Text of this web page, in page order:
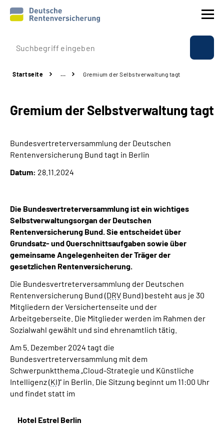
Prävention
Rente
Beratung & Kontakt
Online-Services
Suche
Inhalte in Gebärdensprache (DGS)
Leichte Sprache
Mein Kundenportal
Startseite … Gremium der Selbstverwaltung tagt
Gremium der Selbstverwaltung tagt
Bundesvertreterversammlung der Deutschen
Rentenversicherung Bund tagt in Berlin
Datum: 28.11.2024
Die Bundesvertreterversammlung ist ein wichtiges
Selbstverwaltungsorgan der Deutschen
Rentenversicherung Bund. Sie entscheidet über
Grundsatz- und Querschnittsaufgaben sowie über
gemeinsame Angelegenheiten der Träger der
gesetzlichen Rentenversicherung.
Die Bundesvertreterversammlung der Deutschen
Rentenversicherung Bund (DRV Bund) besteht aus je 30
Mitgliedern der Versichertenseite und der
Arbeitgeberseite. Die Mitglieder werden im Rahmen der
Sozialwahl gewählt und sind ehrenamtlich tätig.
Am 5. Dezember 2024 tagt die
Bundesvertreterversammlung mit dem
Schwerpunktthema „Cloud-Strategie und Künstliche
Intelligenz (KI)“ in Berlin. Die Sitzung beginnt um 11:00 Uhr
und findet statt im
Hotel Estrel Berlin